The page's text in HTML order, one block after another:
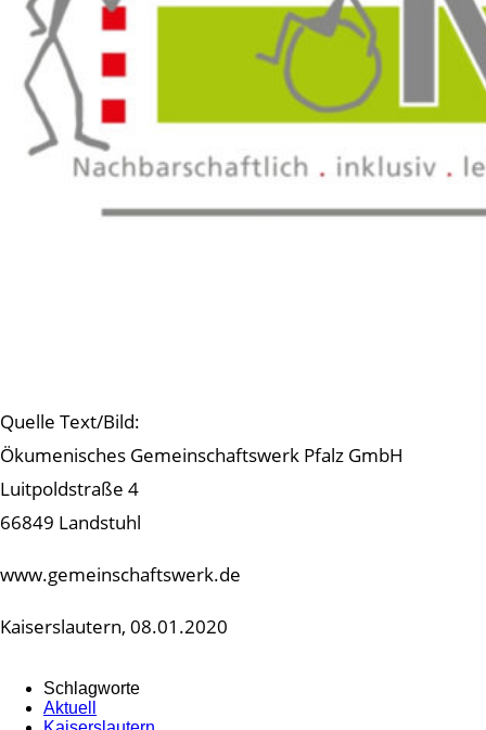
Quelle Text/Bild:
Ökumenisches Gemeinschaftswerk Pfalz GmbH
Luitpoldstraße 4
66849 Landstuhl
www.gemeinschaftswerk.de
Kaiserslautern, 08.01.2020
Schlagworte
Aktuell